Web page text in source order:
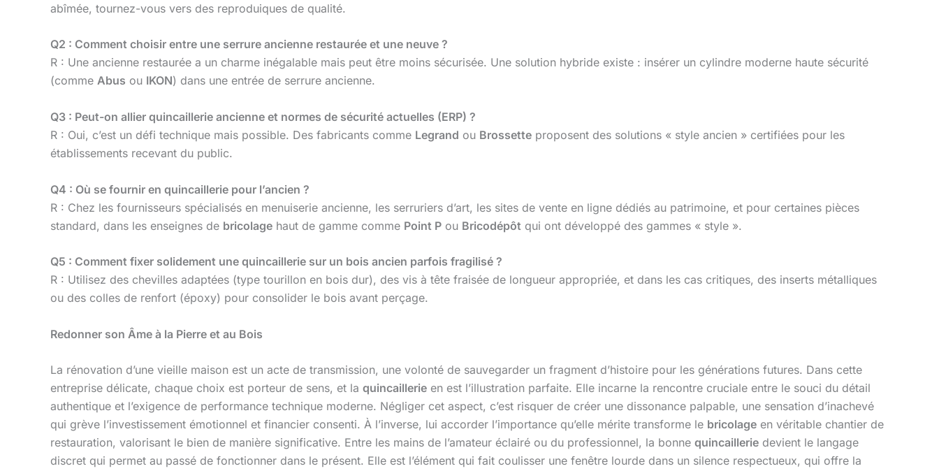
abîmée, tournez-vous vers des reproduiques de qualité.
Q2 : Comment choisir entre une serrure ancienne restaurée et une neuve ?
R : Une ancienne restaurée a un charme inégalable mais peut être moins sécurisée. Une solution hybride existe : insérer un cylindre moderne haute sécurité
(comme Abus ou IKON) dans une entrée de serrure ancienne.
Q3 : Peut-on allier quincaillerie ancienne et normes de sécurité actuelles (ERP) ?
R : Oui, c’est un défi technique mais possible. Des fabricants comme Legrand ou Brossette proposent des solutions « style ancien » certifiées pour les
établissements recevant du public.
Q4 : Où se fournir en quincaillerie pour l’ancien ?
R : Chez les fournisseurs spécialisés en menuiserie ancienne, les serruriers d’art, les sites de vente en ligne dédiés au patrimoine, et pour certaines pièces
standard, dans les enseignes de bricolage haut de gamme comme Point P ou Bricodépôt qui ont développé des gammes « style ».
Q5 : Comment fixer solidement une quincaillerie sur un bois ancien parfois fragilisé ?
R : Utilisez des chevilles adaptées (type tourillon en bois dur), des vis à tête fraisée de longueur appropriée, et dans les cas critiques, des inserts métalliques
ou des colles de renfort (époxy) pour consolider le bois avant perçage.
Redonner son Âme à la Pierre et au Bois
La rénovation d’une vieille maison est un acte de transmission, une volonté de sauvegarder un fragment d’histoire pour les générations futures. Dans cette
entreprise délicate, chaque choix est porteur de sens, et la quincaillerie en est l’illustration parfaite. Elle incarne la rencontre cruciale entre le souci du détail
authentique et l’exigence de performance technique moderne. Négliger cet aspect, c’est risquer de créer une dissonance palpable, une sensation d’inachevé
qui grève l’investissement émotionnel et financier consenti. À l’inverse, lui accorder l’importance qu’elle mérite transforme le bricolage en véritable chantier de
restauration, valorisant le bien de manière significative. Entre les mains de l’amateur éclairé ou du professionnel, la bonne quincaillerie devient le langage
discret qui permet au passé de fonctionner dans le présent. Elle est l’élément qui fait coulisser une fenêtre lourde dans un silence respectueux, qui offre la